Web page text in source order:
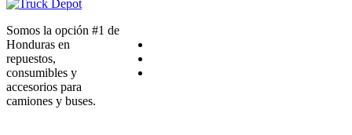
Somos la opción #1 de
Honduras en
repuestos,
consumibles y
accesorios para
camiones y buses.